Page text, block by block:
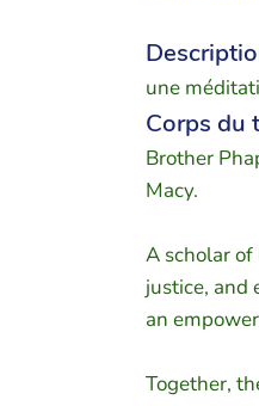
une
Corps du
Brother
Macy.
A scholar of
justice, and
an
Together,